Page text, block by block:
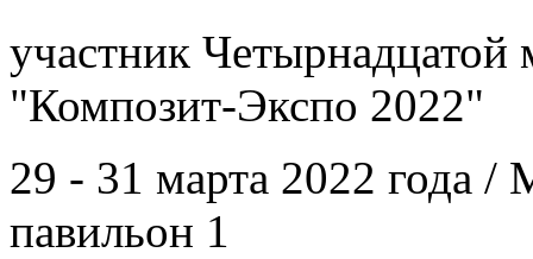
участник
"Композит-Экспо 2022"
29 - 31 марта 2022 года
павильон 1